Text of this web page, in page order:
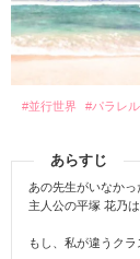
#並行世界 #パラレ
あらすじ
あの先生がいなかっ
主人公の平塚 花乃
もし、私が違うク